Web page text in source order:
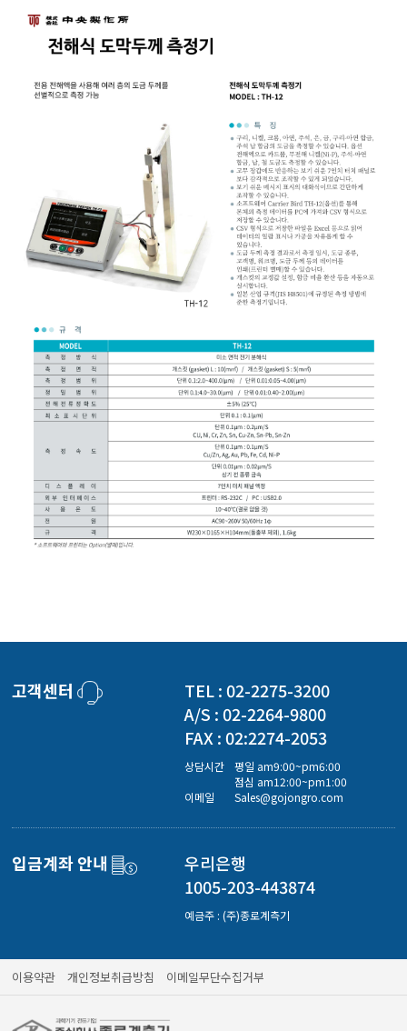
화학기기/교반기
고객센터
TEL : 02-2275-3200
A/S : 02-2264-9800
FAX : 02:2274-2053
상담시간
평일 am9:00~pm6:00
점심 am12:00~pm1:00
이메일
Sales@gojongro.com
입금계좌 안내
우리은행
1005-203-443874
예금주 : (주)종로계측기
이용약관 개인정보취급방침 이메일무단수집거부